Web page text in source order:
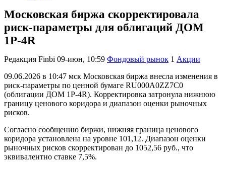
Московская биржа скорректировала
риск-параметры для облигаций ДОМ
1P-4R
Редакция Finbi 09-июн, 10:59 Фондовый рынок 1 Акции
09.06.2026 в 10:47 мск Московская биржа внесла изменения в
риск-параметры по ценной бумаге RU000A0ZZ7C0
(облигации ДОМ 1P-4R). Корректировка затронула нижнюю
границу ценового коридора и диапазон оценки рыночных
рисков.
Согласно сообщению биржи, нижняя граница ценового
коридора установлена на уровне 101,12. Диапазон оценки
рыночных рисков скорректирован до 1052,56 руб., что
эквивалентно ставке 7,5%.